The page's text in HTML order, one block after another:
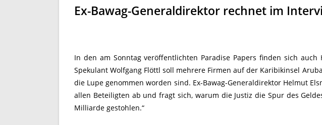
Ex-Bawag-Generaldirektor rechnet im
In den am Sonntag veröffentlichten Paradise Papers finden sich auch
Spekulant Wolfgang Flöttl soll mehrere Firmen auf der Karibikinsel
die Lupe genommen worden sind. Ex-Bawag-Generaldirektor Helmut
allen Beteiligten ab und fragt sich, warum die Justiz die Spur des
Milliarde gestohlen.“